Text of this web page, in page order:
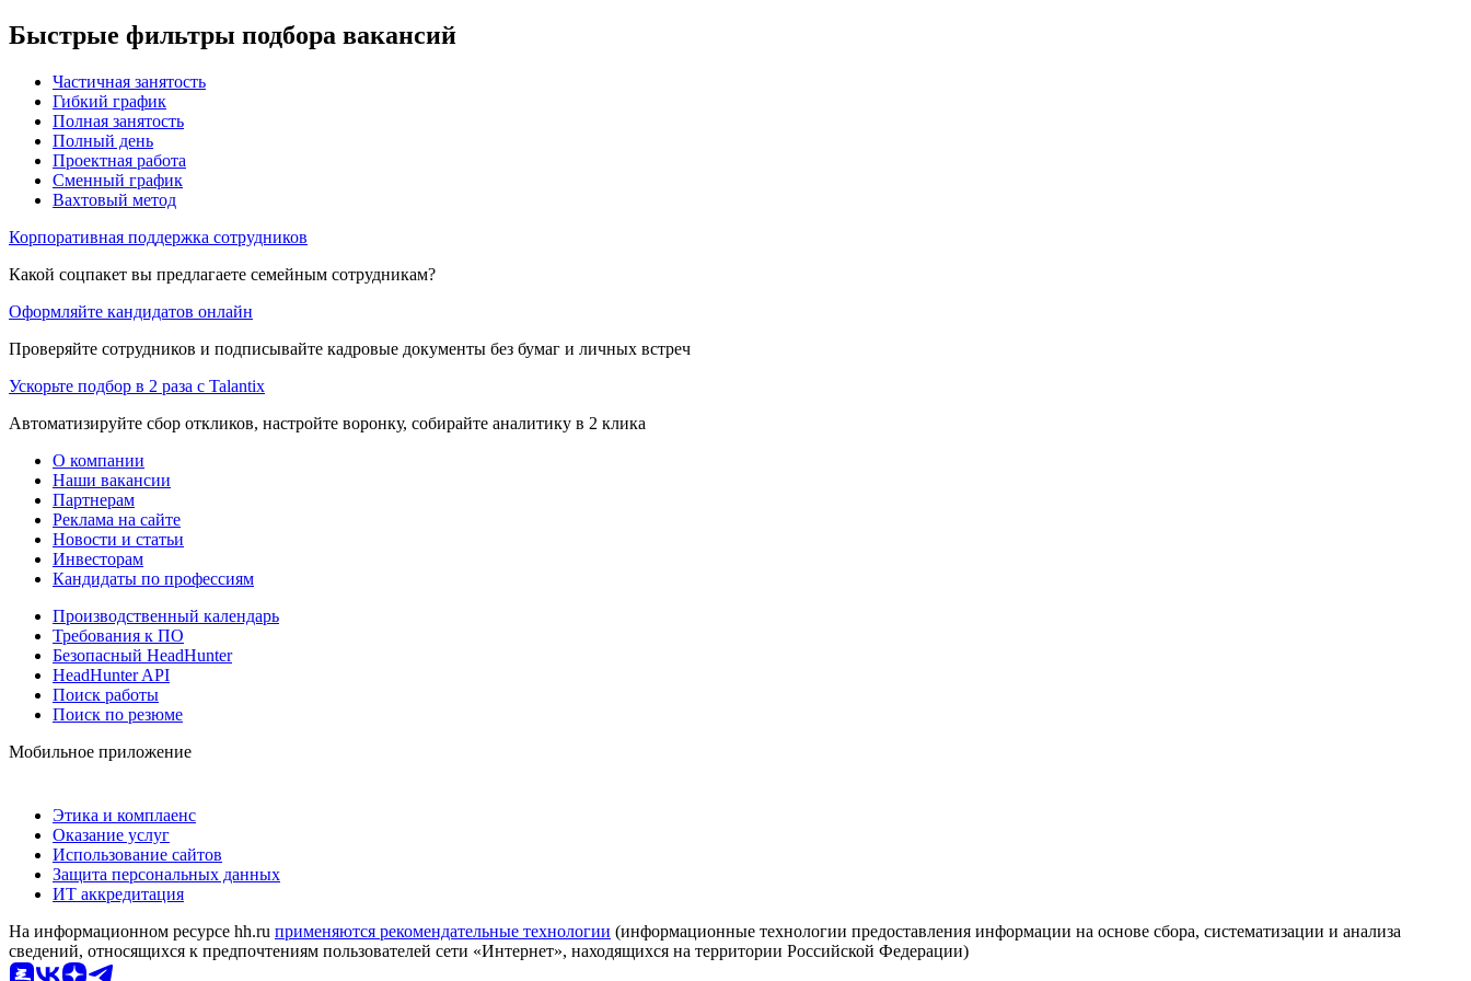
Быстрые фильтры подбора вакансий
Частичная занятость
Гибкий график
Полная занятость
Полный день
Проектная работа
Сменный график
Вахтовый метод
Корпоративная поддержка сотрудников
Какой соцпакет вы предлагаете семейным сотрудникам?
Оформляйте кандидатов онлайн
Проверяйте сотрудников и подписывайте кадровые документы без бумаг и личных встреч
Ускорьте подбор в 2 раза с Talantix
Автоматизируйте сбор откликов, настройте воронку, собирайте аналитику в 2 клика
О компании
Наши вакансии
Партнерам
Реклама на сайте
Новости и статьи
Инвесторам
Кандидаты по профессиям
Производственный календарь
Требования к ПО
Безопасный HeadHunter
HeadHunter API
Поиск работы
Поиск по резюме
Мобильное приложение
Этика и комплаенс
Оказание услуг
Использование сайтов
Защита персональных данных
ИТ аккредитация
На информационном ресурсе hh.ru применяются рекомендательные технологии (информационные технологии предоставления информации на основе сбора, систематизации и анализа
сведений, относящихся к предпочтениям пользователей сети «Интернет», находящихся на территории Российской Федерации)